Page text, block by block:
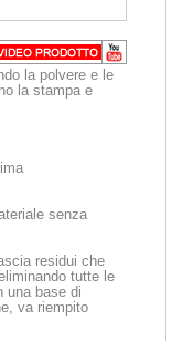
la polvere e le
la stampa e
senza
residui che
tutte le
una base di
va riempito